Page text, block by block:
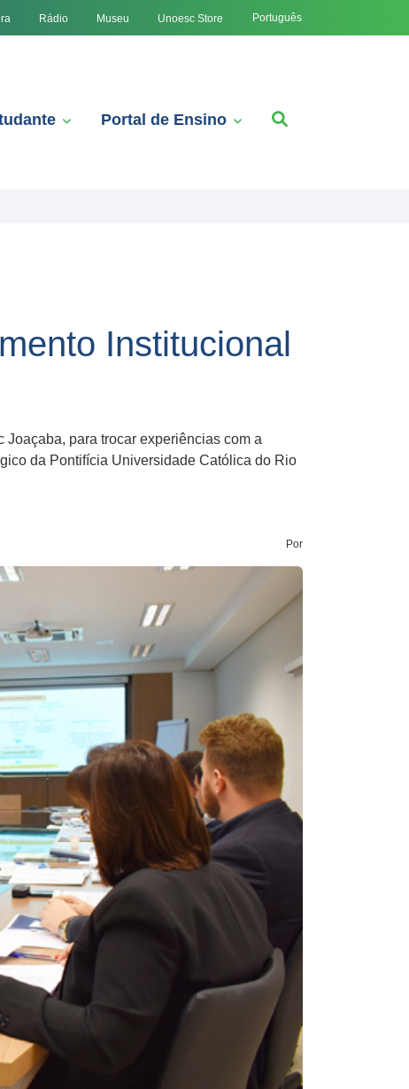
Rádio Museu Unoesc Store Português
Portal de Ensino
Institucional
para trocar experiências com a
da Pontifícia Universidade Católica do Rio
Por